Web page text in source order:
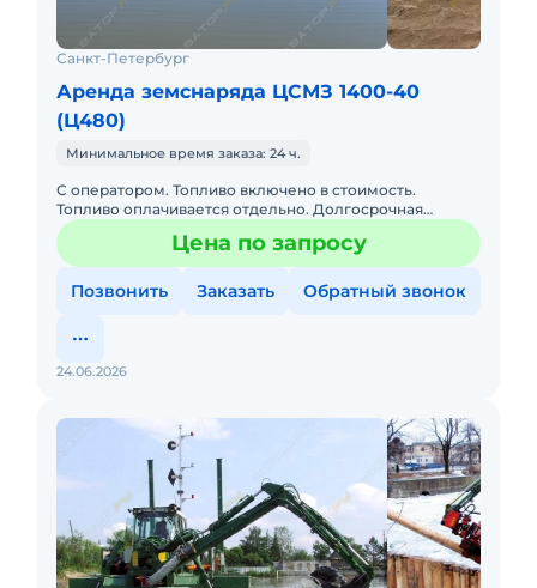
Санкт-Петербург
Аренда земснаряда ЦСМЗ 1400-40
(Ц480)
Минимальное время заказа: 24 ч.
С оператором. Топливо включено в стоимость.
Топливо оплачивается отдельно. Долгосрочная
аренда. Доставка силами заказчика. Техника с малой
наработкой. Сейчас свЦена по запросу
Позвонить Заказать Обратный звонок
24.06.2026